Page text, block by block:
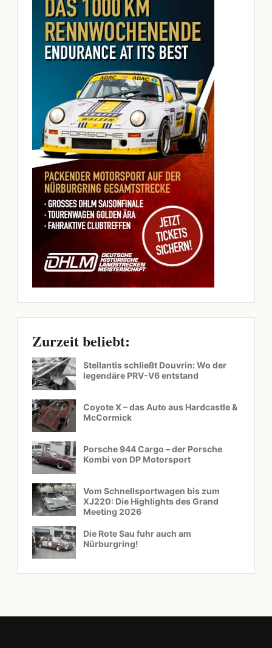
Zurzeit beliebt:
Stellantis schließt Douvrin: Wo der
legendäre PRV-V6 entstand
Coyote X – das Auto aus Hardcastle &
McCormick
Porsche 944 Cargo – der Porsche
Kombi von DP Motorsport
Vom Schnellsportwagen bis zum
XJ220: Die Highlights des Grand
Meeting 2026
Die Rote Sau fuhr auch am
Nürburgring!